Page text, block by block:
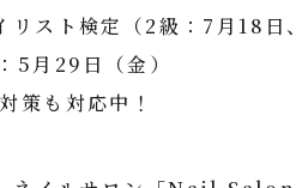
リスト検定（2級：7月18日
5月29日（金）
策も対応中！